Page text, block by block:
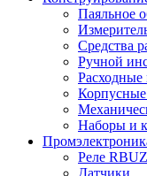
Паяльное
Средства
Ручной
Расходные
Корпусные
Наборы и
Реле RBUZ
Датчики